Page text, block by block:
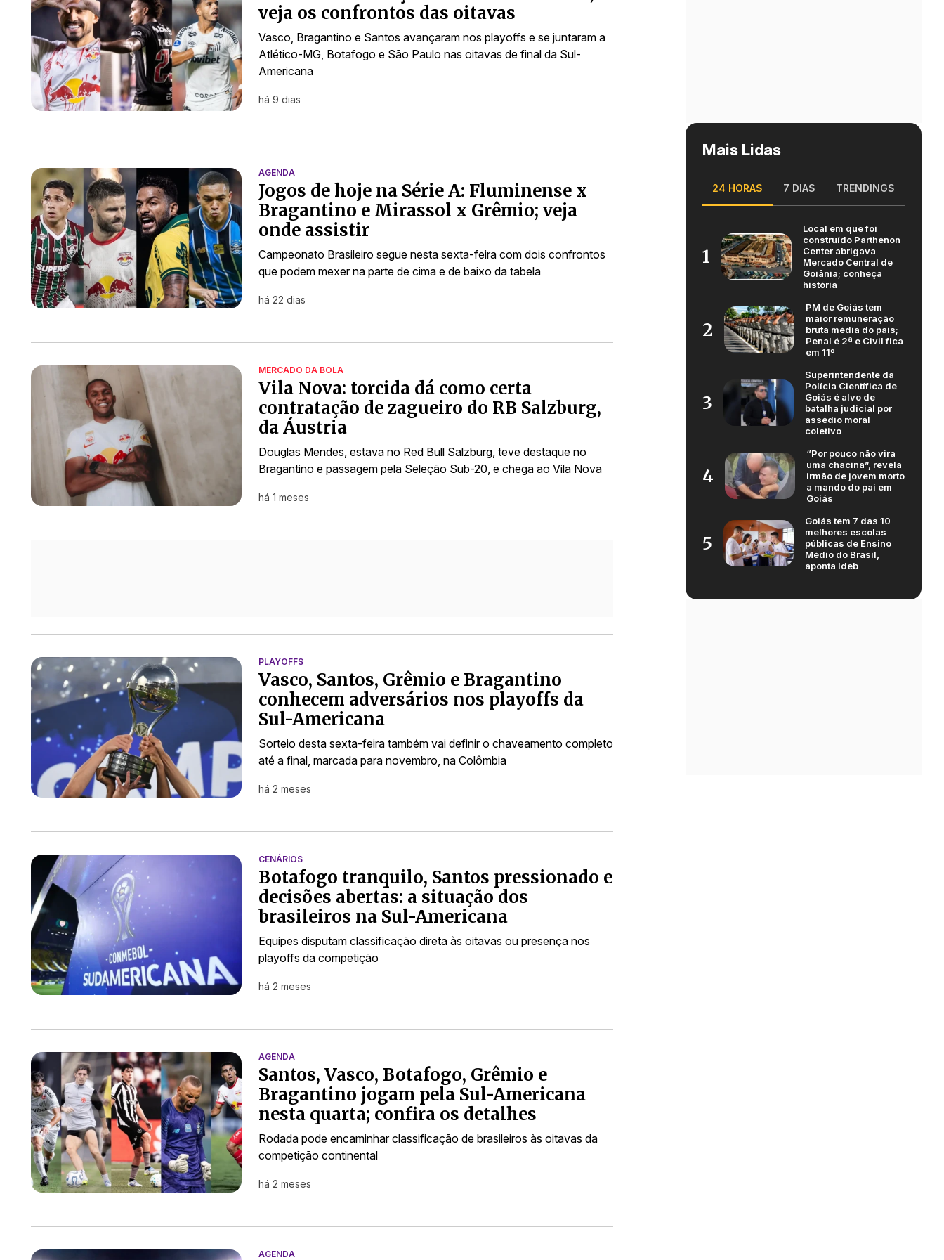
veja os confrontos das oitavas
Vasco, Bragantino e Santos avançaram nos playoffs e se juntaram a
Atlético-MG, Botafogo e São Paulo nas oitavas de final da Sul-
Americana
há 9 dias
AGENDA
Jogos de hoje na Série A: Fluminense x
Bragantino e Mirassol x Grêmio; veja
onde assistir
Campeonato Brasileiro segue nesta sexta-feira com dois confrontos
que podem mexer na parte de cima e de baixo da tabela
há 22 dias
MERCADO DA BOLA
Vila Nova: torcida dá como certa
contratação de zagueiro do RB Salzburg,
da Áustria
Douglas Mendes, estava no Red Bull Salzburg, teve destaque no
Bragantino e passagem pela Seleção Sub-20, e chega ao Vila Nova
há 1 meses
PLAYOFFS
Vasco, Santos, Grêmio e Bragantino
conhecem adversários nos playoffs da
Sul-Americana
Sorteio desta sexta-feira também vai definir o chaveamento completo
até a final, marcada para novembro, na Colômbia
há 2 meses
CENÁRIOS
Botafogo tranquilo, Santos pressionado e
decisões abertas: a situação dos
brasileiros na Sul-Americana
Equipes disputam classificação direta às oitavas ou presença nos
playoffs da competição
há 2 meses
AGENDA
Santos, Vasco, Botafogo, Grêmio e
Bragantino jogam pela Sul-Americana
nesta quarta; confira os detalhes
Rodada pode encaminhar classificação de brasileiros às oitavas da
competição continental
há 2 meses
AGENDA
Mais Lidas
24 HORAS 7 DIAS TRENDINGS
1
Local em que foi
construído Parthenon
Center abrigava
Mercado Central de
Goiânia; conheça
história
2
PM de Goiás tem
maior remuneração
bruta média do país;
Penal é 2ª e Civil fica
em 11º
3
Superintendente da
Polícia Científica de
Goiás é alvo de
batalha judicial por
assédio moral
coletivo
4
“Por pouco não vira
uma chacina”, revela
irmão de jovem morto
a mando do pai em
Goiás
5
Goiás tem 7 das 10
melhores escolas
públicas de Ensino
Médio do Brasil,
aponta Ideb